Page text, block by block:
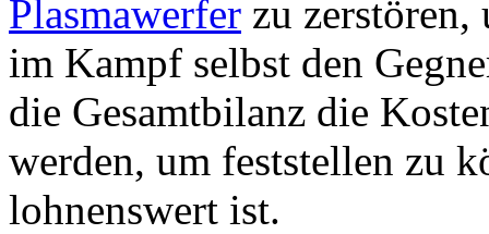
Plasmawerfer zu
im Kampf selbst den
die Gesamtbilanz die
werden, um feststellen zu
lohnenswert ist.